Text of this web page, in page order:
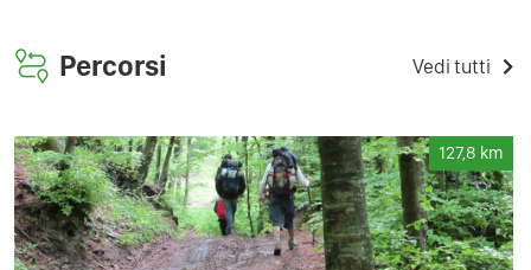
Percorsi Vedi tutti
127,8 km